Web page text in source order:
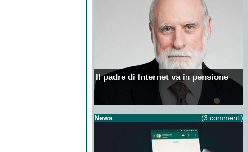
Il padre di Internet va in pensione
News (3 commenti)